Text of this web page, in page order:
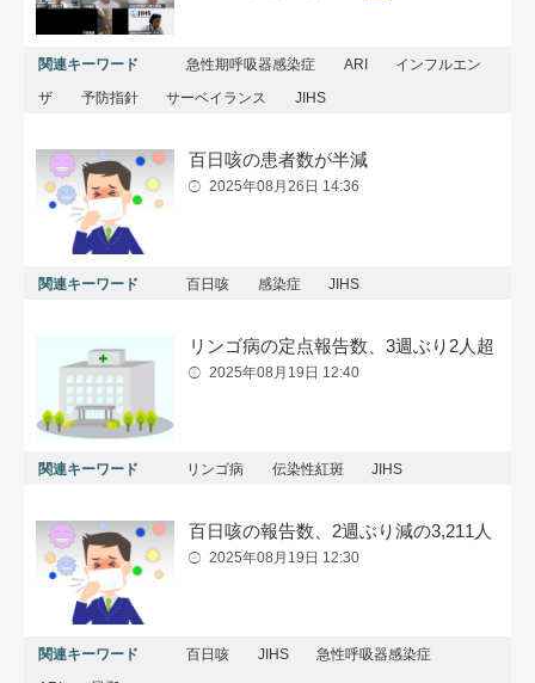
関連キーワード 急性期呼吸器感染症 ARI
インフルエン
ザ
予防指針 サーベイランス JIHS
百日咳の患者数が半減
2025年08月26日 14:36
関連キーワード 百日咳 感染症 JIHS
リンゴ病の定点報告数、3週ぶり2人超
2025年08月19日 12:40
関連キーワード リンゴ病 伝染性紅斑 JIHS
百日咳の報告数、2週ぶり減の3,211人
2025年08月19日 12:30
関連キーワード 百日咳 JIHS
急性呼吸器感染症